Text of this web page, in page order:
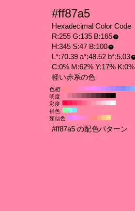
#ff87a5
Hexadecimal Color Code
R:255 G:135 B:165
H:345 S:47 B:100
L*:70.39 a*:48.52 b*:5.03
C:0% M:62% Y:17% K:0%
軽い赤系の色
色相
明度
彩度
補色
類似色
#ff87a5 の配色パターン